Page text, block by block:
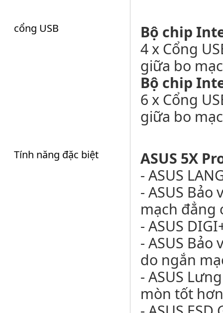
cổng USB
Bộ chip
4 x Cổng
giữa bo
Bộ chip
6 x Cổng
giữa bo
Tính năng đặc biệt
ASUS 5X
- ASUS
- ASUS
mạch đẳng
- ASUS
- ASUS
do ngắn
- ASUS
mòn tốt